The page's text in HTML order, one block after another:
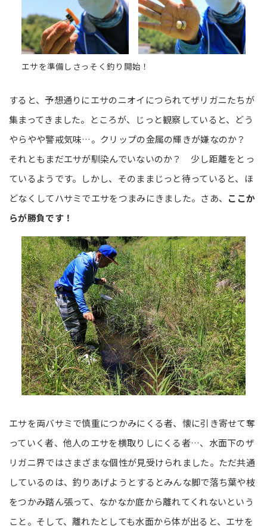
エサを準備しさっそく釣り開始！
すると、予想通りにエサのニオイにつられてザリガニたちが
集まってきました。ところが、じっと観察していると、どう
やらやや警戒気味…。クリップの金属の輝きが嫌なのか？
それともまだエサが馴染んでいないのか？ 少し距離をとっ
ているようです。しかし、そのままじっと待っていると、ほ
どなくしてハサミでエサをつまみにきました。さあ、 ここか
らが勝負です！
エサを両バサミで慎重につかみにくる者、懐に引き寄せて奪
っていく者、他人のエサを横取りしにくる者…、水面下のザ
リガニ界ではさまざまな個性が見受けられました。ただ共通
しているのは、釣りあげようとするとみんな脚で落ち葉や枝
をつかみ踏ん張って、なかなか底から離れてくれないという
こと。そして、離れたとしても水面から体が出ると、エサを